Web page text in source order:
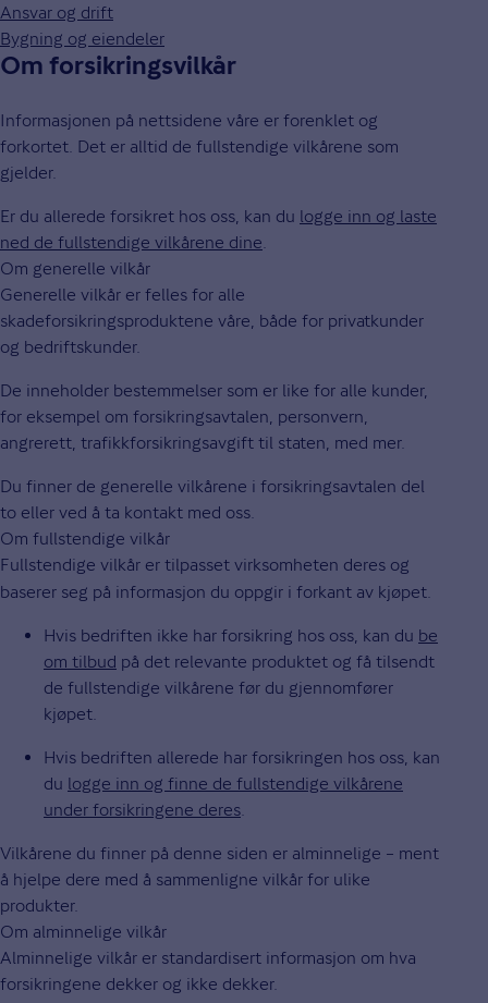
Ansvar og drift
Bygning og eiendeler
Om forsikringsvilkår
Informasjonen på nettsidene våre er forenklet og
forkortet. Det er alltid de fullstendige vilkårene som
gjelder.
Er du allerede forsikret hos oss, kan du logge inn og laste
ned de fullstendige vilkårene dine.
Om generelle vilkår
Generelle vilkår er felles for alle
skadeforsikringsproduktene våre, både for privatkunder
og bedriftskunder.
De inneholder bestemmelser som er like for alle kunder,
for eksempel om forsikringsavtalen, personvern,
angrerett, trafikkforsikringsavgift til staten, med mer.
Du finner de generelle vilkårene i forsikringsavtalen del
to eller ved å ta kontakt med oss.
Om fullstendige vilkår
Fullstendige vilkår er tilpasset virksomheten deres og
baserer seg på informasjon du oppgir i forkant av kjøpet.
Hvis bedriften ikke har forsikring hos oss, kan du be
om tilbud på det relevante produktet og få tilsendt
de fullstendige vilkårene før du gjennomfører
kjøpet.
Hvis bedriften allerede har forsikringen hos oss, kan
du logge inn og finne de fullstendige vilkårene
under forsikringene deres.
Vilkårene du finner på denne siden er alminnelige – ment
å hjelpe dere med å sammenligne vilkår for ulike
produkter.
Om alminnelige vilkår
Alminnelige vilkår er standardisert informasjon om hva
forsikringene dekker og ikke dekker.